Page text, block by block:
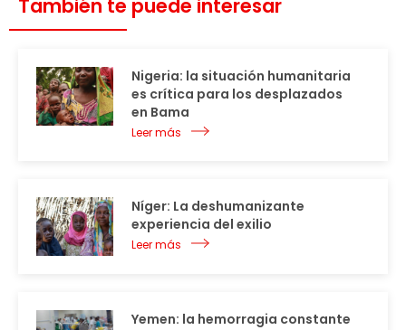
También te puede interesar
Nigeria: la situación humanitaria
es crítica para los desplazados
en Bama
Leer más
Níger: La deshumanizante
experiencia del exilio
Leer más
Yemen: la hemorragia constante